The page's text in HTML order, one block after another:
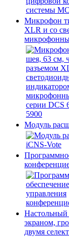
Микрофон
XLR и со
Модуль
экраном,
двумя